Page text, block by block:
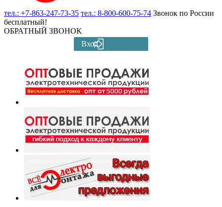
тел.: +7-863-247-73-35 тел.: 8-800-600-75-74 Звонок по России
бесплатный!
ОБРАТНЫЙ ЗВОНОК
Вход